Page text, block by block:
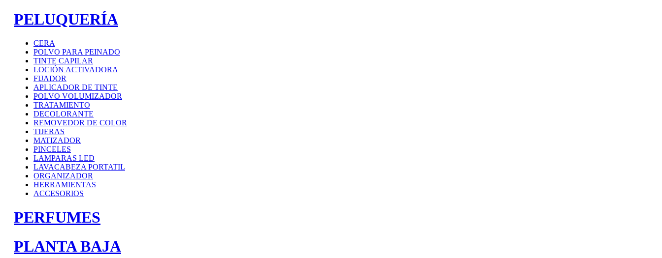
PELUQUERÍA
CERA
POLVO PARA PEINADO
TINTE CAPILAR
LOCIÓN ACTIVADORA
FIJADOR
APLICADOR DE TINTE
POLVO VOLUMIZADOR
TRATAMIENTO
DECOLORANTE
REMOVEDOR DE COLOR
TIJERAS
MATIZADOR
PINCELES
LAMPARAS LED
LAVACABEZA PORTATIL
ORGANIZADOR
HERRAMIENTAS
ACCESORIOS
PERFUMES
PLANTA BAJA